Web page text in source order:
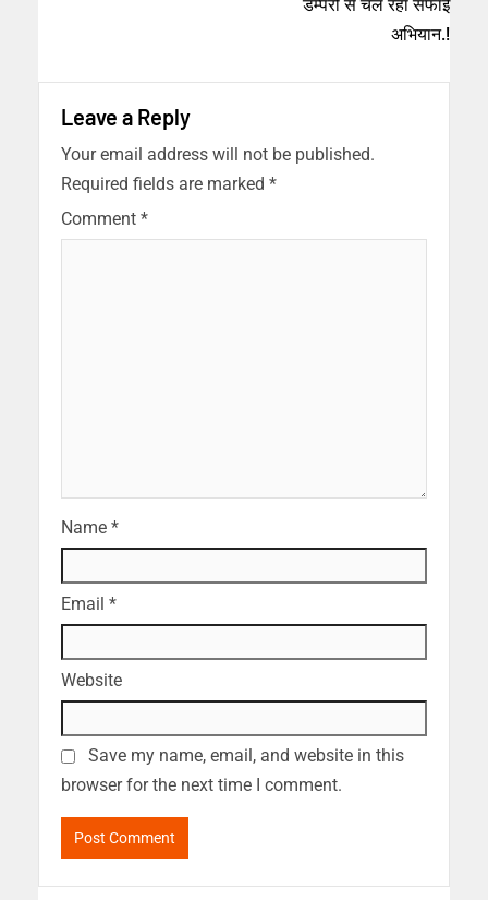
डम्परों से चल रहा सफाई
अभियान.!
Leave a Reply
Your email address will not be published.
Required fields are marked *
Comment *
Name *
Email *
Website
Save my name, email, and website in this
browser for the next time I comment.